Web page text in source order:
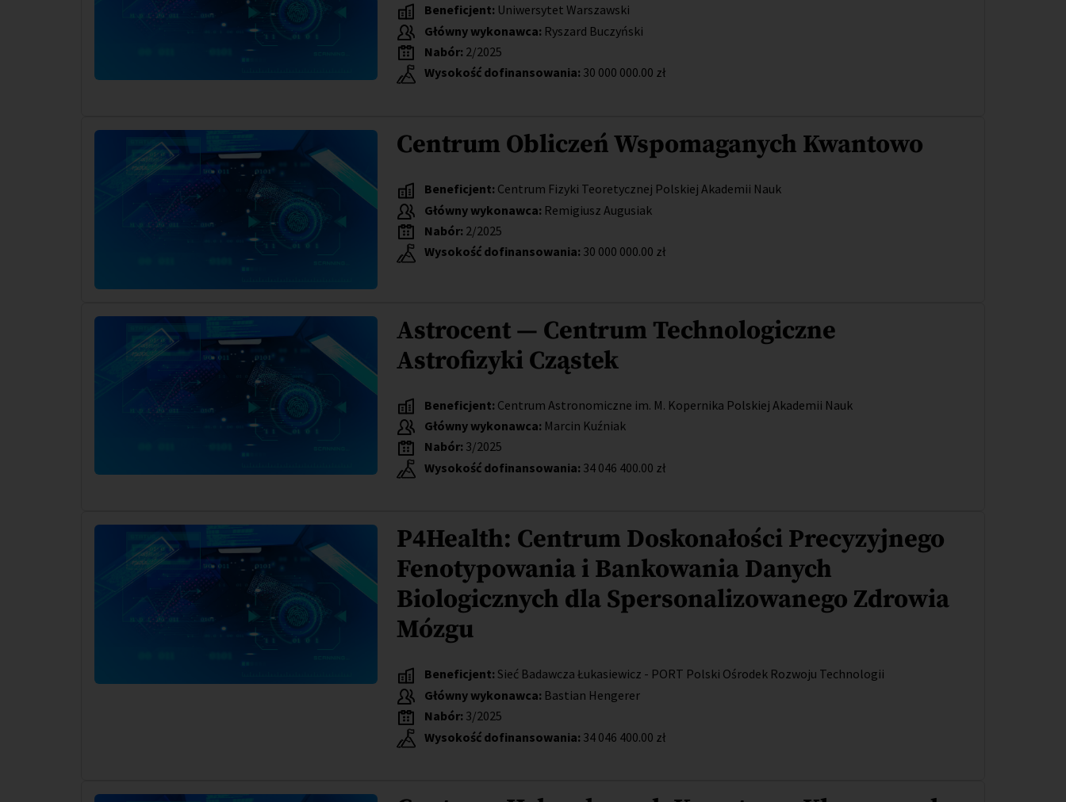
Beneficjent: Uniwersytet Warszawski
Główny wykonawca: Ryszard Buczyński
Nabór: 2/2025
Wysokość dofinansowania: 30 000 000.00 zł
Centrum Obliczeń Wspomaganych Kwantowo
Beneficjent: Centrum Fizyki Teoretycznej Polskiej Akademii Nauk
Główny wykonawca: Remigiusz Augusiak
Nabór: 2/2025
Wysokość dofinansowania: 30 000 000.00 zł
Astrocent — Centrum Technologiczne
Astrofizyki Cząstek
Beneficjent: Centrum Astronomiczne im. M. Kopernika Polskiej Akademii Nauk
Główny wykonawca: Marcin Kuźniak
Nabór: 3/2025
Wysokość dofinansowania: 34 046 400.00 zł
P4Health: Centrum Doskonałości Precyzyjnego
Fenotypowania i Bankowania Danych
Biologicznych dla Spersonalizowanego Zdrowia
Mózgu
Beneficjent: Sieć Badawcza Łukasiewicz - PORT Polski Ośrodek Rozwoju Technologii
Główny wykonawca: Bastian Hengerer
Nabór: 3/2025
Wysokość dofinansowania: 34 046 400.00 zł